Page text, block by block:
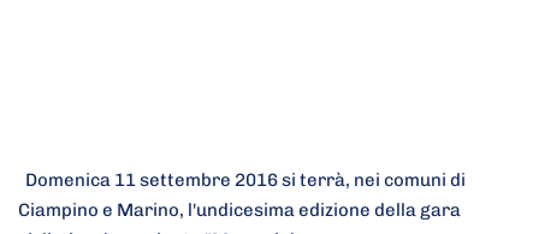
Domenica 11 settembre 2016 si terrà, nei comuni di
Ciampino e Marino, l'undicesima edizione della gara